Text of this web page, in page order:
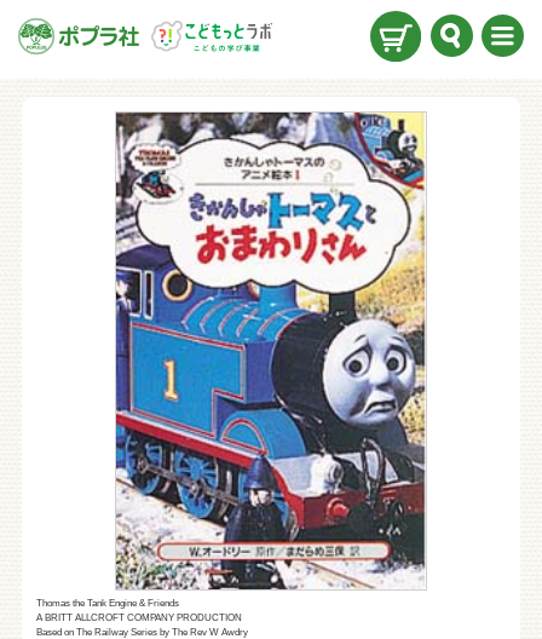
ュー
Thomas the Tank Engine & Friends
A BRITT ALLCROFT COMPANY PRODUCTION
Based on The Railway Series by The Rev W Awdry